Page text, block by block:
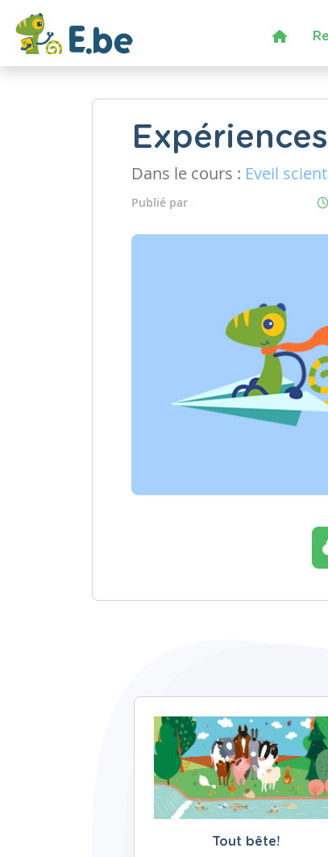
Dans le cours : Eveil
Publié par
Tout bête!